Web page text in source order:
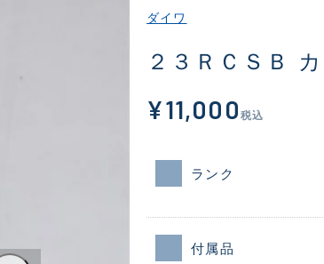
ダイワ
２３ＲＣＳＢ
¥11,000 税込
ランク
付属品